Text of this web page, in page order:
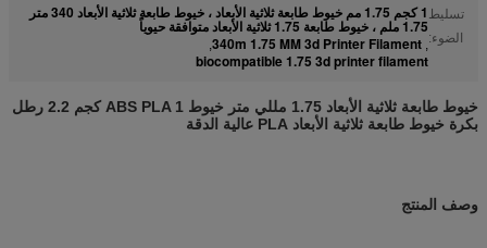
تسليط
الضوء:
1 كجم 1.75 مم خيوط طابعة ثلاثية الأبعاد ، خيوط طابعة ثلاثية الأبعاد 340 متر
1.75 ملم ، خيوط طابعة 1.75 ثلاثية الأبعاد متوافقة حيوياً
,
340m 1.75 MM 3d Printer Filament
,
biocompatible 1.75 3d printer filament
خيوط طابعة ثلاثية الأبعاد 1.75 مللي متر خيوط ABS PLA 1 كجم 2.2 رطل
بكرة خيوط طابعة ثلاثية الأبعاد PLA عالية الدقة
وصف المنتج